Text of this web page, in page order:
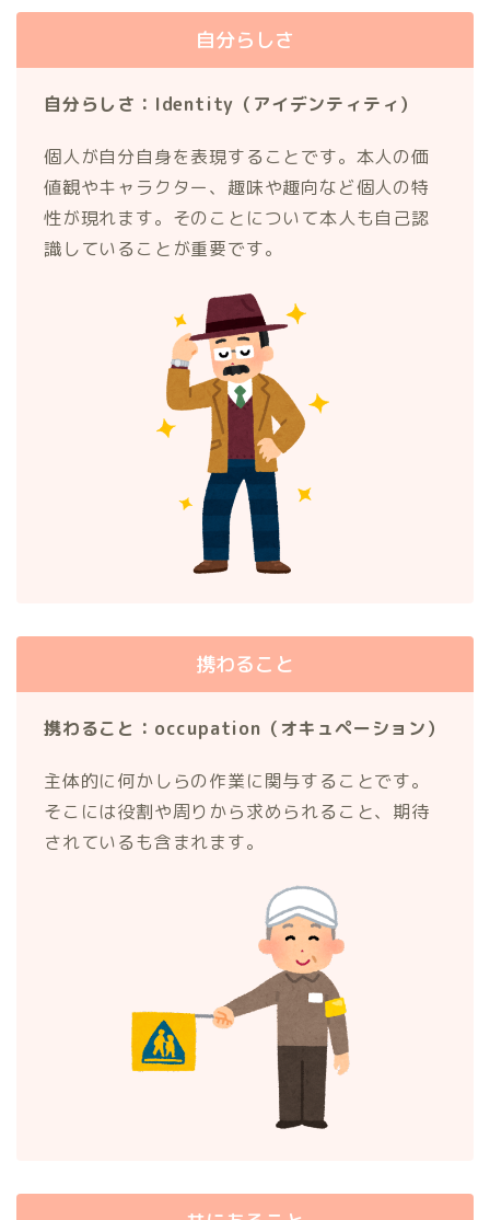
自分らしさ
自分らしさ：Identity（アイデンティティ）
個人が自分自身を表現することです。本人の価
値観やキャラクター、趣味や趣向など個人の特
性が現れます。そのことについて本人も自己認
識していることが重要です。
携わること
携わること：occupation（オキュペーション）
主体的に何かしらの作業に関与することです。
そこには役割や周りから求められること、期待
されているも含まれます。